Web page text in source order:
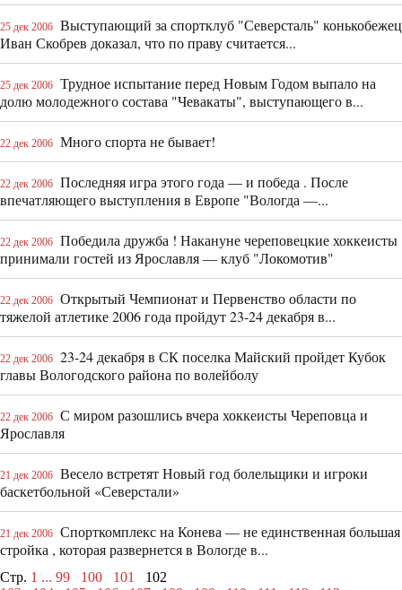
25 дек 2006 Выступающий за спортклуб "Северсталь" конькобежец
Иван Скобрев доказал, что по праву считается...
25 дек 2006 Трудное испытание перед Новым Годом выпало на
долю молодежного состава "Чевакаты", выступающего в...
22 дек 2006 Много спорта не бывает!
22 дек 2006 Последняя игра этого года — и победа . После
впечатляющего выступления в Европе "Вологда —...
22 дек 2006 Победила дружба ! Накануне череповецкие хоккеисты
принимали гостей из Ярославля — клуб "Локомотив"
22 дек 2006 Открытый Чемпионат и Первенство области по
тяжелой атлетике 2006 года пройдут 23-24 декабря в...
22 дек 2006 23-24 декабря в СК поселка Майский пройдет Кубок
главы Вологодского района по волейболу
22 дек 2006 С миром разошлись вчера хоккеисты Череповца и
Ярославля
21 дек 2006 Весело встретят Новый год болельщики и игроки
баскетбольной «Северстали»
21 дек 2006 Спорткомплекс на Конева — не единственная большая
стройка , которая развернется в Вологде в...
Стр. 1 ... 99 100 101
102